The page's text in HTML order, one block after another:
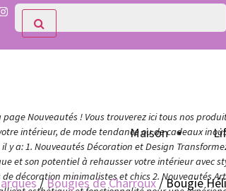
Nouveautés ! Vous trouverez ici tous nos
intérieur, de mode tendance ou de cadeaux
y a: 1. Nouveautés Décoration et Design
et son potentiel à rehausser votre intérieur avec
de décoration minimalistes et chics 2. Nouveautés
Maison
/Bougies de Charroux/ Bougie